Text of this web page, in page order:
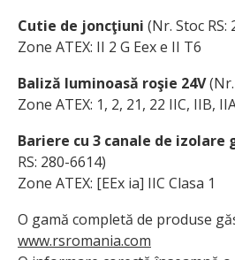
Cutie de joncţiuni (Nr. Stoc RS:
Zone ATEX: II 2 G Eex e II T6
Baliză luminoasă roşie 24V(Nr.
Zone ATEX: 1, 2, 21, 22 IIC, IIB,
Bariere cu 3 canale de izolare
RS: 280-6614)
Zone ATEX: [EEx ia] IIC Clasa 1
O gamă completă de produse
www.rsromania.com